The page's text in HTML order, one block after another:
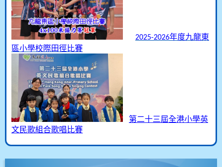
2025-2026年度九龍東
區小學校際田徑比賽
第二十三屆全港小學英
文民歌組合歌唱比賽